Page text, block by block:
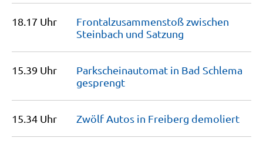
18.17 Uhr
Frontalzusammenstoß zwischen
Steinbach und Satzung
15.39 Uhr
Parkscheinautomat in Bad Schlema
gesprengt
15.34 Uhr Zwölf Autos in Freiberg demoliert